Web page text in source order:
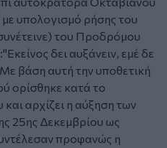
υπολογισμό ρήσης του
του Προδρόμου
δει αυξάνειν, εμέ δε
βάση αυτή την υποθετική
ορίσθηκε κατά το
αρχίζει η αύξηση των
25ης Δεκεμβρίου ως
προφανώς η